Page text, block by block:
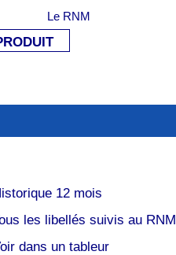
Le RNM
12 mois
les libellés suivis au RNM
dans un tableur